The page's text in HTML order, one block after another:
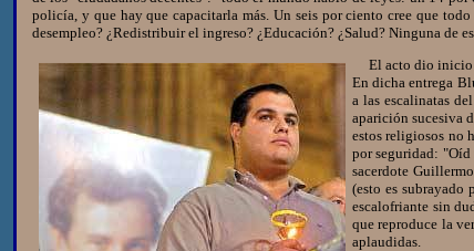
policía, y que hay que capacitarla más. Un seis por ciento cree que
desempleo? ¿Redistribuir el ingreso? ¿Educación? ¿Salud? Ninguna de
El acto dio inicio
En dicha entrega
a las escalinatas
aparición sucesiva
estos religiosos no
por seguridad: "Oíd
sacerdote
(esto es
escalofriante sin
que reproduce la
aplaudidas.